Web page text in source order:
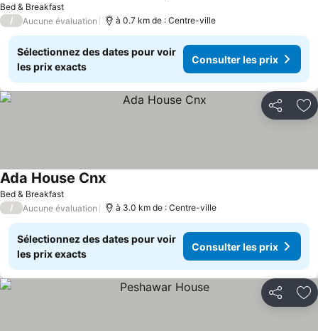
Bed & Breakfast
/ Aucune évaluation à 0.7 km de : Centre-ville
Sélectionnez des dates pour voir
les prix exacts
Consulter les prix
Partager
Bed & Breakfast
Ada House Cnx
/ Aucune évaluation à 3.0 km de : Centre-ville
Sélectionnez des dates pour voir
les prix exacts
Consulter les prix
Partager